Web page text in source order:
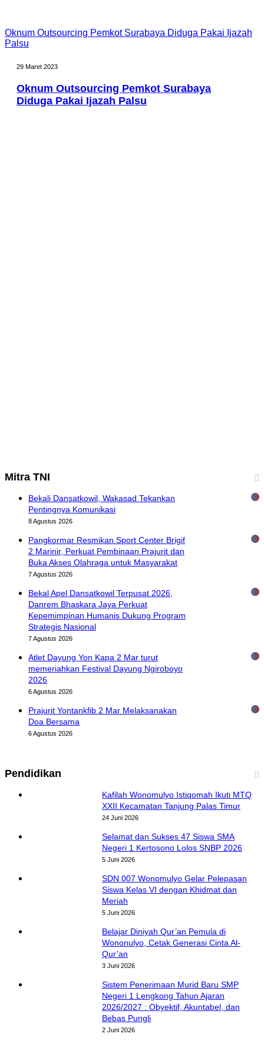
Oknum Outsourcing Pemkot Surabaya Diduga Pakai Ijazah
Palsu
29 Maret 2023
Oknum Outsourcing Pemkot Surabaya
Diduga Pakai Ijazah Palsu
Mitra TNI
Bekali Dansatkowil, Wakasad Tekankan
Pentingnya Komunikasi
8 Agustus 2026
Pangkormar Resmikan Sport Center Brigif
2 Marinir, Perkuat Pembinaan Prajurit dan
Buka Akses Olahraga untuk Masyarakat
7 Agustus 2026
Bekal Apel Dansatkowil Terpusat 2026,
Danrem Bhaskara Jaya Perkuat
Kepemimpinan Humanis Dukung Program
Strategis Nasional
7 Agustus 2026
Atlet Dayung Yon Kapa 2 Mar turut
memeriahkan Festival Dayung Ngiroboyo
2026
6 Agustus 2026
Prajurit Yontankfib 2 Mar Melaksanakan
Doa Bersama
6 Agustus 2026
Pendidikan
Kafilah Wonomulyo Istiqomah Ikuti MTQ
XXII Kecamatan Tanjung Palas Timur
24 Juni 2026
Selamat dan Sukses 47 Siswa SMA
Negeri 1 Kertosono Lolos SNBP 2026
5 Juni 2026
SDN 007 Wonomulyo Gelar Pelepasan
Siswa Kelas VI dengan Khidmat dan
Meriah
5 Juni 2026
Belajar Diniyah Qur’an Pemula di
Wononulyo, Cetak Generasi Cinta Al-
Qur’an
3 Juni 2026
Sistem Penerimaan Murid Baru SMP
Negeri 1 Lengkong Tahun Ajaran
2026/2027 : Obyektif, Akuntabel, dan
Bebas Pungli
2 Juni 2026